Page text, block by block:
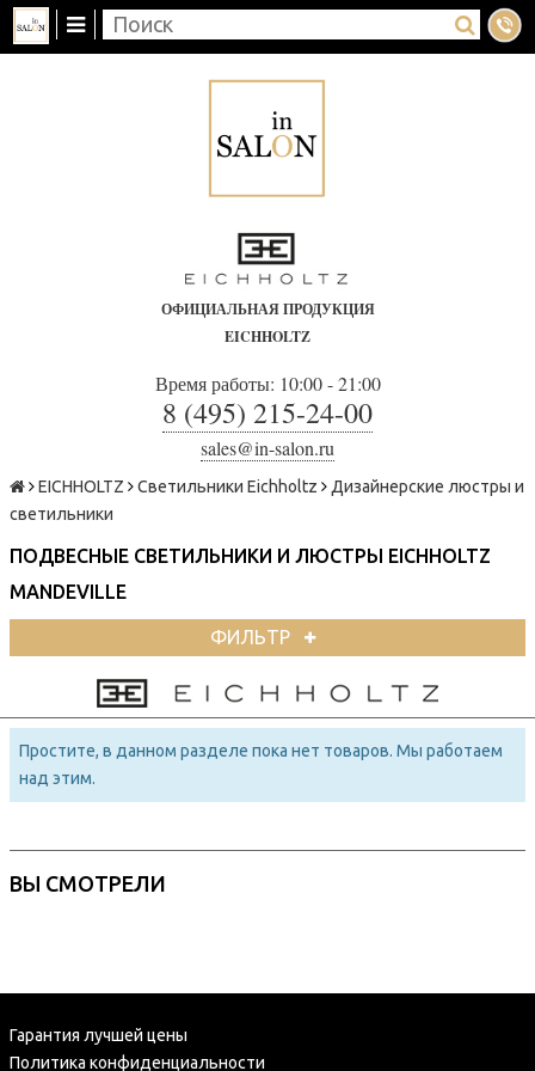
ОФИЦИАЛЬНАЯ ПРОДУКЦИЯ
EICHHOLTZ
Время работы: 10:00 - 21:00
8 (495) 215-24-00
sales@in-salon.ru
EICHHOLTZ Светильники Eichholtz
Дизайнерские люстры и
светильники
ПОДВЕСНЫЕ СВЕТИЛЬНИКИ И ЛЮСТРЫ EICHHOLTZ
MANDEVILLE
ФИЛЬТР
Простите, в данном разделе пока нет товаров. Мы работаем
над этим.
ВЫ СМОТРЕЛИ
Гарантия лучшей цены
Политика конфиденциальности